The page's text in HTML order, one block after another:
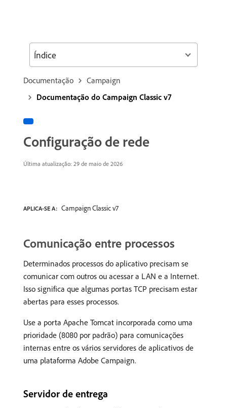
Documentação
Campaign
Documentação do Campaign Classic v7
Configuração de rede
Última atualização: 29 de maio de 2026
APLICA-SE A: Campaign Classic v7
Comunicação entre processos
Determinados processos do aplicativo precisam se
comunicar com outros ou acessar a LAN e a Internet.
Isso significa que algumas portas TCP precisam estar
abertas para esses processos.
Use a porta Apache Tomcat incorporada como uma
prioridade (8080 por padrão) para comunicações
internas entre os vários servidores de aplicativos de
uma plataforma Adobe Campaign.
Servidor de entrega
Índice